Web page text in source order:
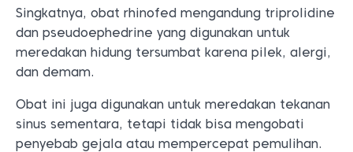
Singkatnya, obat rhinofed mengandung triprolidine
dan pseudoephedrine yang digunakan untuk
meredakan hidung tersumbat karena pilek, alergi,
dan demam.
Obat ini juga digunakan untuk meredakan tekanan
sinus sementara, tetapi tidak bisa mengobati
penyebab gejala atau mempercepat pemulihan.